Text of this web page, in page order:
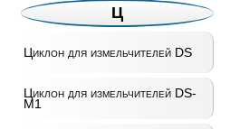
Ц
Циклон для измельчителей DS
Циклон для измельчителей DS-
M1